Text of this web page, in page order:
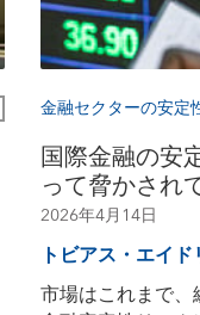
金融セクターの安定
国際金融の安
って脅かされ
2026年4月14日
トビアス・エイ
市場はこれまで、